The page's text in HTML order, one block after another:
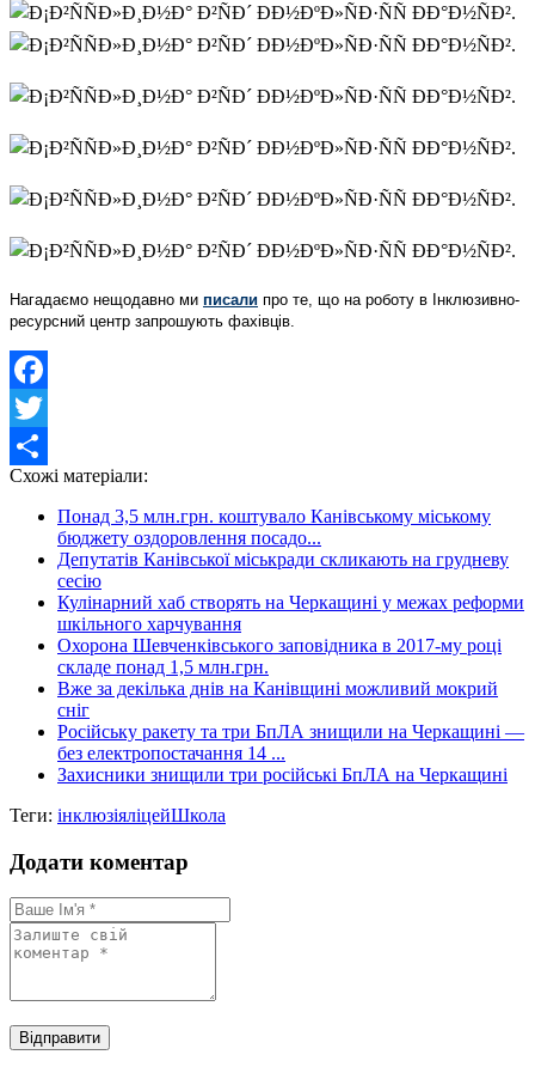
Нагадаємо нещодавно ми писали про те, що на роботу в Інклюзивно-
ресурсний центр запрошують фахівців.
Facebook
Twitter
Share
Схожі матеріали:
Понад 3,5 млн.грн. коштувало Канівському міському
бюджету оздоровлення посадо...
Депутатів Канівської міськради скликають на грудневу
сесію
Кулінарний хаб створять на Черкащині у межах реформи
шкільного харчування
Охорона Шевченківського заповідника в 2017-му році
складе понад 1,5 млн.грн.
Вже за декілька днів на Канівщині можливий мокрий
сніг
Російську ракету та три БпЛА знищили на Черкащині —
без електропостачання 14 ...
Захисники знищили три російські БпЛА на Черкащині
Теги: інклюзіяліцейШкола
Додати коментар